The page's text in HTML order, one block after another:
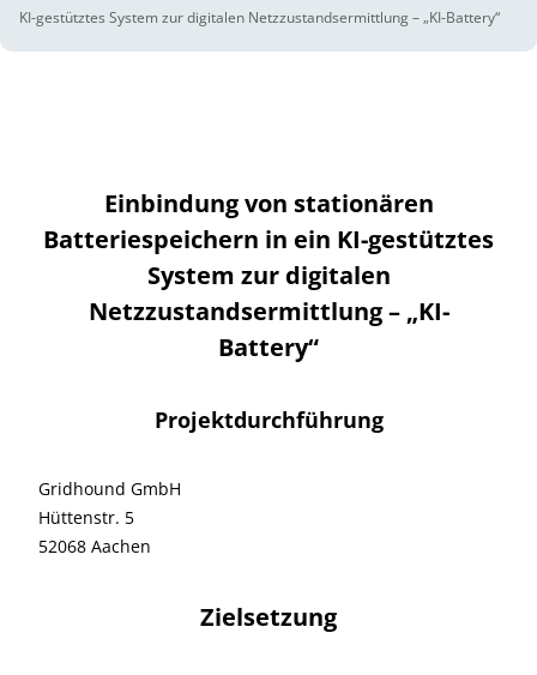
KI-gestütztes System zur digitalen Netzzustandsermittlung – „KI-Battery“
Einbindung von stationären
Batteriespeichern in ein KI-gestütztes
System zur digitalen
Netzzustandsermittlung – „KI-
Battery“
Projektdurchführung
Gridhound GmbH
Hüttenstr. 5
52068 Aachen
Zielsetzung